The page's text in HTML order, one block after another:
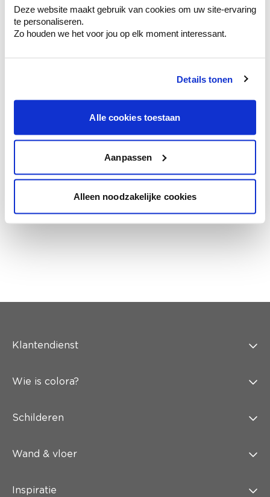
Deze website maakt gebruik van cookies om uw site-ervaring
te personaliseren.
Zo houden we het voor jou op elk moment interessant.
Details tonen
Alle cookies toestaan
Aanpassen
Alleen noodzakelijke cookies
Krijg persoonlijk advies om kleuren te
combineren.
Krijg kleuradvies op basis van de lichtinval
en je meubels.
Krijg ineens een technologische check-up
Klantendienst
Wie is colora?
Schilderen
Wand & vloer
Inspiratie